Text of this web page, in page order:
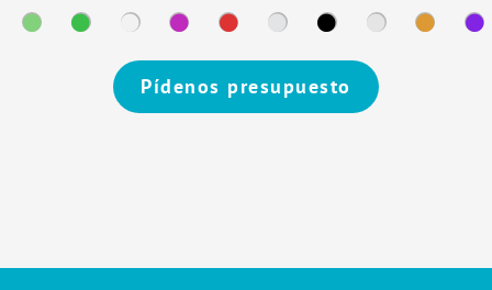
Pídenos presupuesto